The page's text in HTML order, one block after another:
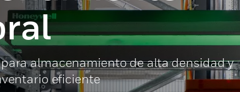
almacenamiento de alta densidad y
eficiente